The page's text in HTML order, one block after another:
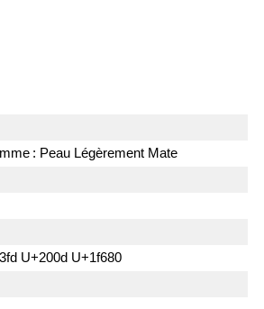
: Peau Légèrement Mate
U+200d U+1f680